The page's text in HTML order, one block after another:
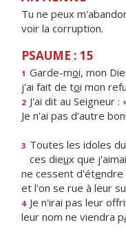
Tu ne peux
voir la corruption.
PSAUME : 15
1 Garde-moi, mon
j'ai fait de toi mon
2 J'ai dit au Seigneur :
Je n'ai pas d'autre
3 Toutes les idoles
ces dieux que
ne cessent d'étendre
et l'on se rue à leur
4 Je n'irai pas leur
leur nom ne viendra p